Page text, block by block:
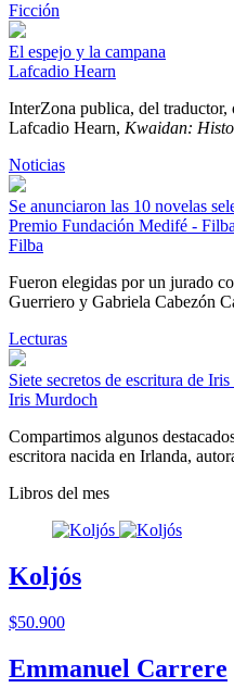
Ficción
El espejo y la campana
Lafcadio Hearn
InterZona publica, del traductor,
Lafcadio Hearn, Kwaidan:
Noticias
Se anunciaron las 10 novelas
Premio Fundación Medifé - Filba
Filba
Fueron elegidas por un jurado
Guerriero y Gabriela Cabezón
Lecturas
Siete secretos de escritura de
Iris Murdoch
Compartimos algunos
escritora nacida en Irlanda,
Libros del mes
Koljós
$50.900
Emmanuel Carrere